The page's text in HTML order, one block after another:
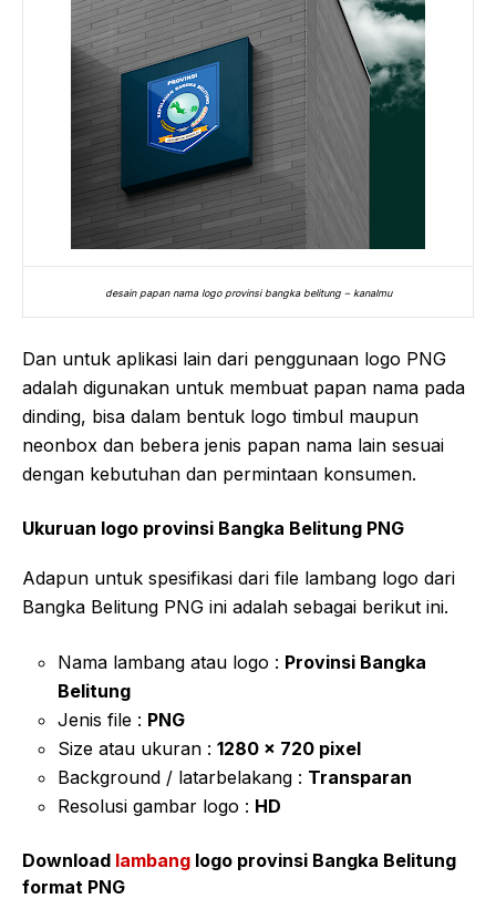
desain papan nama logo provinsi bangka belitung – kanalmu
Dan untuk aplikasi lain dari penggunaan logo PNG
adalah digunakan untuk membuat papan nama pada
dinding, bisa dalam bentuk logo timbul maupun
neonbox dan bebera jenis papan nama lain sesuai
dengan kebutuhan dan permintaan konsumen.
Ukuruan logo provinsi Bangka Belitung PNG
Adapun untuk spesifikasi dari file lambang logo dari
Bangka Belitung PNG ini adalah sebagai berikut ini.
Nama lambang atau logo : Provinsi Bangka
Belitung
Jenis file : PNG
Size atau ukuran : 1280 x 720 pixel
Background / latarbelakang : Transparan
Resolusi gambar logo : HD
Download lambang logo provinsi Bangka Belitung
format PNG